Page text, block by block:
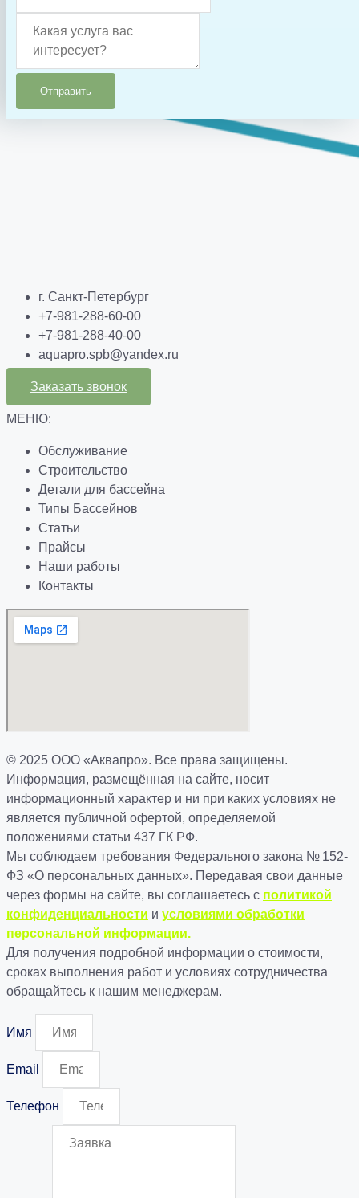
Отправить
г. Санкт-Петербург
+7-981-288-60-00
+7-981-288-40-00
aquapro.spb@yandex.ru
Заказать звонок
МЕНЮ:
Обслуживание
Строительство
Детали для бассейна
Типы Бассейнов
Статьи
Прайсы
Наши работы
Контакты
© 2025 ООО «Аквапро». Все права защищены.
Информация, размещённая на сайте, носит
информационный характер и ни при каких условиях не
является публичной офертой, определяемой
положениями статьи 437 ГК РФ.
Мы соблюдаем требования Федерального закона № 152-
ФЗ «О персональных данных». Передавая свои данные
через формы на сайте, вы соглашаетесь с политикой
конфиденциальности и условиями обработки
персональной информации.
Для получения подробной информации о стоимости,
сроках выполнения работ и условиях сотрудничества
обращайтесь к нашим менеджерам.
Имя
Email
Телефон